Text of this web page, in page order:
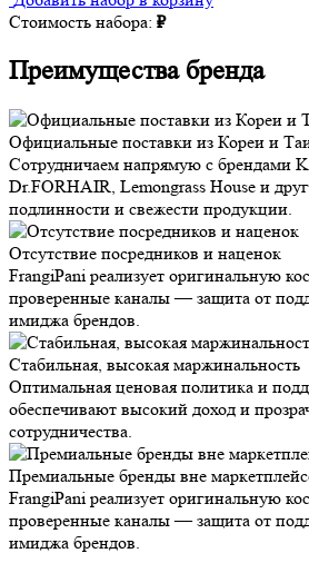
Стоимость набора: ₽
Преимущества бренда
Официальные поставки из Кореи и
Сотрудничаем напрямую с брендами
Dr.FORHAIR, Lemongrass House и
подлинности и свежести продукции.
Отсутствие посредников и наценок
FrangiPani реализует оригинальную
проверенные каналы — защита от
имиджа брендов.
Стабильная, высокая маржинальность
Оптимальная ценовая политика и
обеспечивают высокий доход и
сотрудничества.
Премиальные бренды вне
FrangiPani реализует оригинальную
проверенные каналы — защита от
имиджа брендов.